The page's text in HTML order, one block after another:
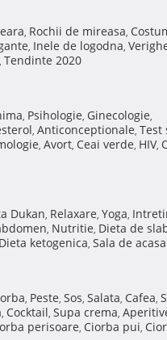
, Rochii de mireasa,
, Inele de logodna,
, Tendinte 2020
, Psihologie, Ginecologie,
, Anticonceptionale, Test
, Avort, Ceai verde, HIV,
Dukan, Relaxare, Yoga,
, Nutritie, Dieta de
Dieta ketogenica, Sala de acasa
, Peste, Sos, Salata, Cafea,
, Cocktail, Supa crema,
perisoare, Ciorba pui,